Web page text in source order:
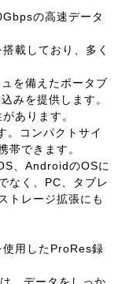
の高速データ
載しており、多く
を備えたポータブ
みを提供します。
あります。
。コンパクトサイ
帯できます。
、AndroidのOSに
なく、PC、タブレ
トレージ拡張にも
用したProRes録